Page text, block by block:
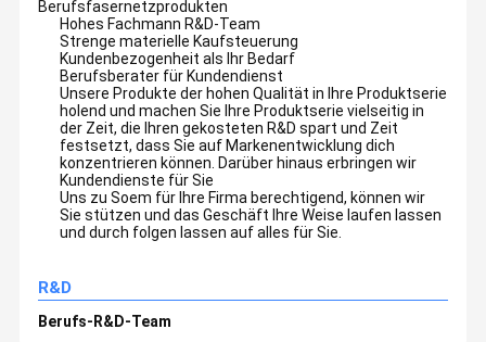
Berufsfasernetzprodukten
Hohes Fachmann R&D-Team
Strenge materielle Kaufsteuerung
Kundenbezogenheit als Ihr Bedarf
Berufsberater für Kundendienst
Unsere Produkte der hohen Qualität in Ihre Produktserie
holend und machen Sie Ihre Produktserie vielseitig in
der Zeit, die Ihren gekosteten R&D spart und Zeit
festsetzt, dass Sie auf Markenentwicklung dich
konzentrieren können. Darüber hinaus erbringen wir
Kundendienste für Sie
Uns zu Soem für Ihre Firma berechtigend, können wir
Sie stützen und das Geschäft Ihre Weise laufen lassen
und durch folgen lassen auf alles für Sie.
R&D
Berufs-R&D-Team